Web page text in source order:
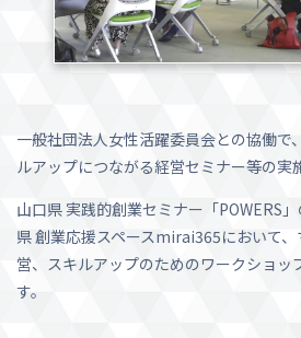
一般社団法人女性活躍委員会との協働で
ルアップにつながる経営セミナー等の実
山口県 実践的創業セミナー「POWERS
県 創業応援スペースmirai365において
営、スキルアップのためのワークショッ
す。